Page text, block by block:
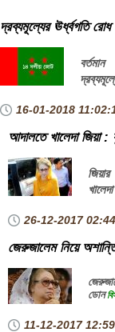
দ্রব্যমূল্যের ঊর্ধ্বগতি
16-01-2018
আদালতে খালেদা জিয়া :
26-12-2017
জেরুজালেম নিয়ে
ডোন
11-12-2017